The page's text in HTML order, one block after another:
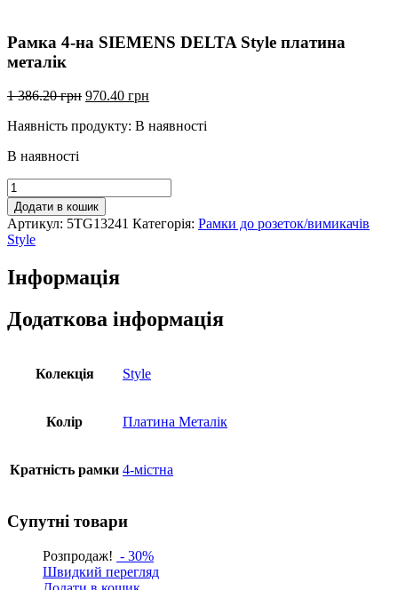
908.90
грн.
336.30
Рамка 4-на SIEMENS DELTA Style платина
металік
1 386.20грн Оригінальна
1
970.40 грн
970.40
Наявність продукту: В наявності
В наявності
Рамка
4-
на
SIEMENS
DELTA
Style
платина
кількість
Додати в кошик
Артикул: 5TG13241 Категорія: Рамки до розеток/вимикачів
Style
Інформація
Додаткова інформація
Колекція Style
Колір Платина Металік
Кратність рамки 4-містна
Супутні товари
Розпродаж! - 30%
Швидкий перегляд